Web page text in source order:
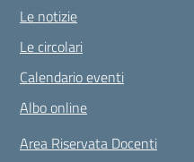
Le notizie
Le circolari
Calendario eventi
Albo online
Area Riservata Docenti